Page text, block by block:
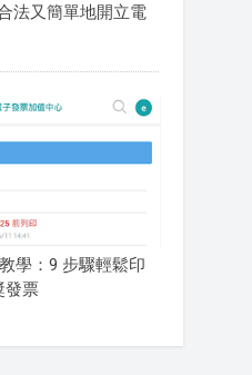
法又簡單地開立電
學：9 步驟輕鬆印
發票